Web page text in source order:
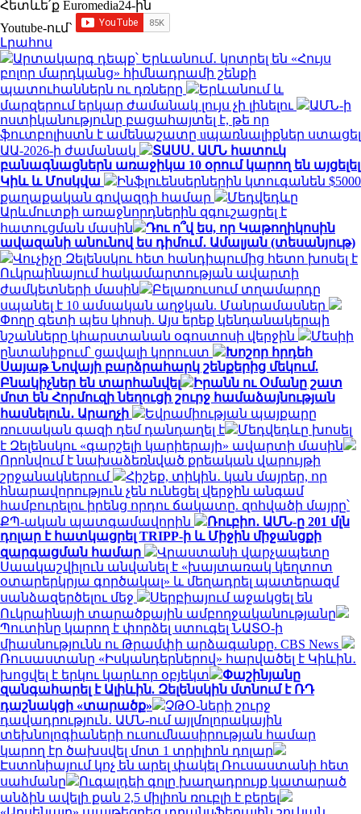
Հետևե՛ք Euromedia24-ին
Youtube-ում`
Լրահոս
Արտակարգ դեպք՝ Երևանում․ կոտրել են «Հույս
բոլոր մարդկանց» հիմնադրամի շենքի
պատուհաններն ու դռները
Երևանում և
մարզերում երկար ժամանակ լույս չի լինելու
ԱՄՆ-ի
ոստիկանությունը բացահայտել է, թե որ
ֆուտբոլիստն է ամենաշատը uպառնալիքներ ստացել
ԱԱ-2026-ի ժամանակ
ՏԱՍՍ․ ԱՄՆ հատուկ
բանագնացներն առաջիկա 10 օրում կարող են այցելել
Կիև և Մոսկվա
Ինֆլուենսերներին կտուգանեն $5000
քաղաքական գովազդի համար
Մեդվեդևը
Արևմուտքի առաջնորդներին զգուշացրել է
հատուցման մասին
Դու ո՞վ ես, որ Կաթողիկոսին
ավազանի անունով ես դիմում․ Ամալյան (տեսանյութ)
Վուչիչը Զելենսկու հետ հանդիպումից հետո խոսել է
Ուկրաինայում հակամարտության ավարտի
ժամկետների մասին
Բելառուսում տղամարդը
սպանել է 10 ամսական աղջկան. Մանրամասներ
Փողը գետի պես կհոսի. Այս երեք կենդանակերպի
նշանները կհարստանան օգոստոսի վերջին
Մեսիի
ընտանիքում՝ ցավալի կորուստ
Խոշոր հրդեհ
Սայաթ Նովայի բարձրահարկ շենքերից մեկում.
Բնակիչներ են տարհանվել
Իրանն ու Օմանը շատ
մոտ են Հորմուզի նեղուցի շուրջ համաձայնության
հասնելուն․ Արաղչի
Եվրամիության պայքարը
ռուսական գազի դեմ դանդաղել է
Մեդվեդևը խոսել
է Զելենսկու «գարշելի կարիերայի» ավարտի մասին
Որոնվում է նախաձեռնված քրեական վարույթի
շրջանակներում
Հիշեք, տիկին․ կան մայրեր, որ
հնարավորություն չեն ունեցել վերջին անգամ
համբուրելու իրենց որդու ճակատը. զոհվածի մայրը՝
ՔՊ-ական պատգամավորին
Ռուբիո․ ԱՄՆ-ը 201 մլն
դոլար է հատկացրել TRIPP-ի և Միջին միջանցքի
զարգացման համար
Վրաստանի վարչապետը
Սաակաշվիլուն անվանել է «խայտառակ կեղտոտ
օտարերկրյա գործակալ» և մեղադրել պատերազմ
սանձազերծելու մեջ
Սերբիայում աջակցել են
Ուկրաինայի տարածքային ամբողջականությանը
Պուտինը կարող է փորձել ստուգել ՆԱՏՕ-ի
միասնությունն ու Թրամփի արձագանքը. CBS News
Ռուսաստանը «Իսկանդերներով» հարվածել է Կիևին․
խոցվել է երկու կարևոր օբյեկտ
Փաշինյանը
զանգահարել է Ալիևին. Զելենսկին մտնում է ՌԴ
դաշնակցի «տարածք»
ՉԹՕ-ների շուրջ
դավադրություն․ ԱՄՆ-ում այլմոլորակային
տեխնոլոգիաների ուսումնասիրության համար
կարող էր ծախսվել մոտ 1 տրիլիոն դոլար
Էստոնիայում կոչ են արել փակել Ռուսաստանի հետ
սահմանը
Ուգալդեի գոլը խաղադրույք կատարած
անձին ավելի քան 2,5 միլիոն ռուբլի է բերել